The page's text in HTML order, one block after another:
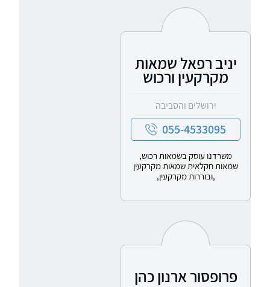
יניב רפאל שמאות
מקרקעין ורכוש
ירושלים והסביבה
055-4533095
משרדנו עוסק בשמאות רכוש,
שמאות חקלאית שמאות מקרקעין
,ובוררות מקרקעין,
פרופסור ארנון כהן